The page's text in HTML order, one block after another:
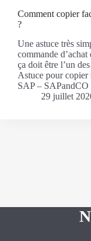
Comment copier
?
Une astuce très
commande
ça doit être l’un
Astuce pour copier
SAP –
29 juillet